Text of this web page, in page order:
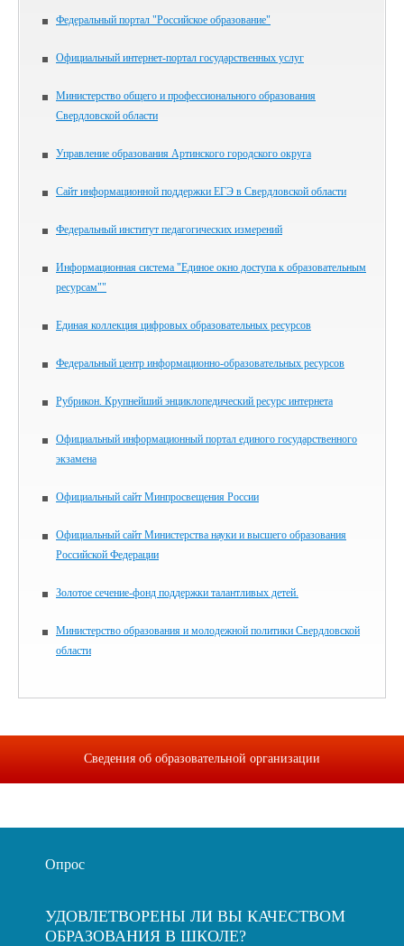
Федеральный портал "Российское образование"
Официальный интернет-портал государственных услуг
Министерство общего и профессионального образования
Свердловской области
Управление образования Артинского городского округа
Сайт информационной поддержки ЕГЭ в Свердловской области
Федеральный институт педагогических измерений
Информационная система "Единое окно доступа к образовательным
ресурсам""
Единая коллекция цифровых образовательных ресурсов
Федеральный центр информационно-образовательных ресурсов
Рубрикон. Крупнейший энциклопедический ресурс интернета
Официальный информационный портал единого государственного
экзамена
Официальный сайт Минпросвещения России
Официальный сайт Министерства науки и высшего образования
Российской Федерации
Золотое сечение-фонд поддержки талантливых детей.
Министерство образования и молодежной политики Свердловской
области
Сведения об образовательной организации
Опрос
УДОВЛЕТВОРЕНЫ ЛИ ВЫ КАЧЕСТВОМ
ОБРАЗОВАНИЯ В ШКОЛЕ?